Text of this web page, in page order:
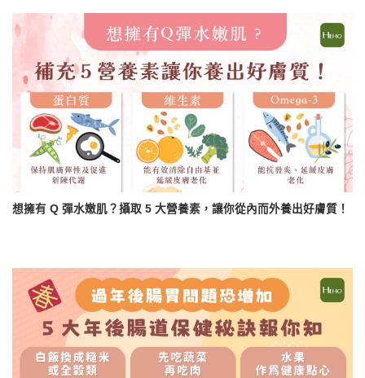
想擁有 Q 彈水嫩肌？攝取 5 大營養素，讓你從內而外養出好膚質！